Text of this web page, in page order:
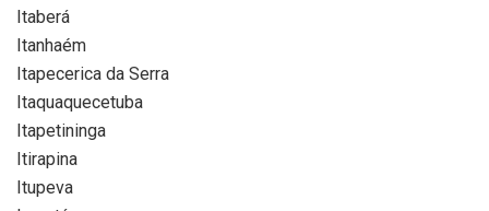
Itaberá
Itanhaém
Itapecerica da Serra
Itaquaquecetuba
Itapetininga
Itirapina
Itupeva